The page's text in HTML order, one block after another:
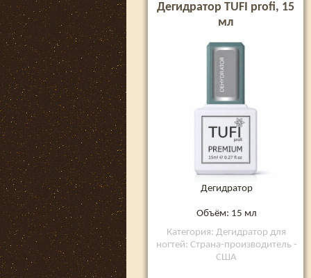
Дегидратор TUFI profi, 15
мл
Дегидратор
Объём: 15 мл
Категория: Дегидратор для
ногтей: Страна-производитель -
США